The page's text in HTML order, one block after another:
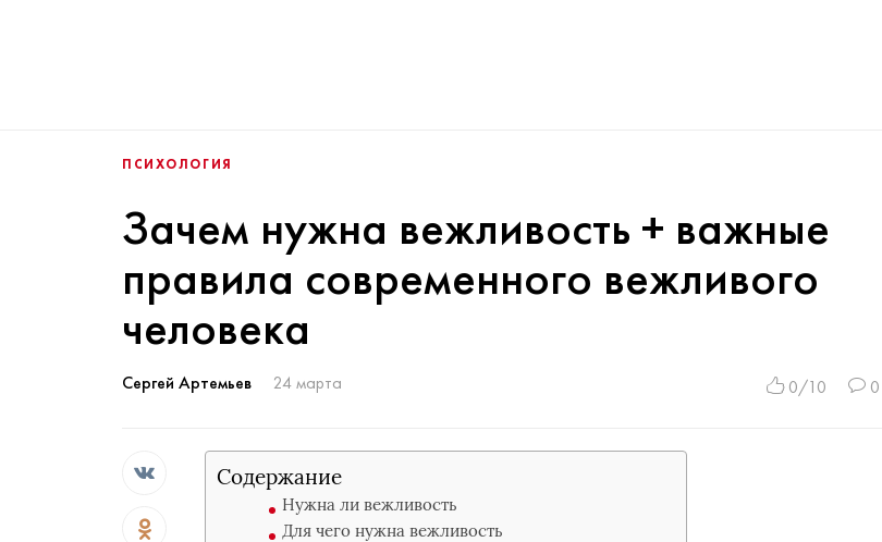
ПСИХОЛОГИЯ
Зачем нужна вежливость + важные
правила современного вежливого
человека
Сергей Артемьев 24 марта 0/10 0
Содержание
Нужна ли вежливость
Для чего нужна вежливость